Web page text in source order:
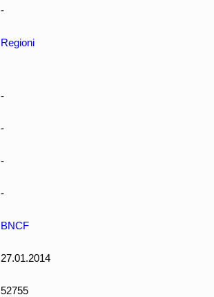
-
Regioni
-
-
-
-
BNCF
27.01.2014
52755